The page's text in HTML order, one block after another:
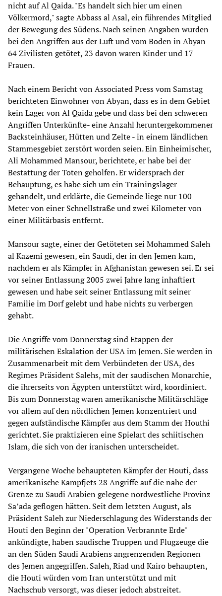
nicht auf Al Qaida. "Es handelt sich hier um einen
Völkermord," sagte Abbass al Asal, ein führendes Mitglied
der Bewegung des Südens. Nach seinen Angaben wurden
bei den Angriffen aus der Luft und vom Boden in Abyan
64 Zivilisten getötet, 23 davon waren Kinder und 17
Frauen.
Nach einem Bericht von Associated Press vom Samstag
berichteten Einwohner von Abyan, dass es in dem Gebiet
kein Lager von Al Qaida gebe und dass bei den schweren
Angriffen Unterkünfte- eine Anzahl heruntergekommener
Backsteinhäuser, Hütten und Zelte - in einem ländlichen
Stammesgebiet zerstört worden seien. Ein Einheimischer,
Ali Mohammed Mansour, berichtete, er habe bei der
Bestattung der Toten geholfen. Er widersprach der
Behauptung, es habe sich um ein Trainingslager
gehandelt, und erklärte, die Gemeinde liege nur 100
Meter von einer Schnellstraße und zwei Kilometer von
einer Militärbasis entfernt.
Mansour sagte, einer der Getöteten sei Mohammed Saleh
al Kazemi gewesen, ein Saudi, der in den Jemen kam,
nachdem er als Kämpfer in Afghanistan gewesen sei. Er sei
vor seiner Entlassung 2005 zwei Jahre lang inhaftiert
gewesen und habe seit seiner Entlassung mit seiner
Familie im Dorf gelebt und habe nichts zu verbergen
gehabt.
Die Angriffe vom Donnerstag sind Etappen der
militärischen Eskalation der USA im Jemen. Sie werden in
Zusammenarbeit mit dem Verbündeten der USA, des
Regimes Präsident Salehs, mit der saudischen Monarchie,
die ihrerseits von Ägypten unterstützt wird, koordiniert.
Bis zum Donnerstag waren amerikanische Militärschläge
vor allem auf den nördlichen Jemen konzentriert und
gegen aufständische Kämpfer aus dem Stamm der Houthi
gerichtet. Sie praktizieren eine Spielart des schiitischen
Islam, die sich von der iranischen unterscheidet.
Vergangene Woche behaupteten Kämpfer der Houti, dass
amerikanische Kampfjets 28 Angriffe auf die nahe der
Grenze zu Saudi Arabien gelegene nordwestliche Provinz
Sa’ada geflogen hätten. Seit dem letzten August, als
Präsident Saleh zur Niederschlagung des Widerstands der
Houti den Beginn der "Operation Verbrannte Erde"
ankündigte, haben saudische Truppen und Flugzeuge die
an den Süden Saudi Arabiens angrenzenden Regionen
des Jemen angegriffen. Saleh, Riad und Kairo behaupten,
die Houti würden vom Iran unterstützt und mit
Nachschub versorgt, was dieser jedoch abstreitet.